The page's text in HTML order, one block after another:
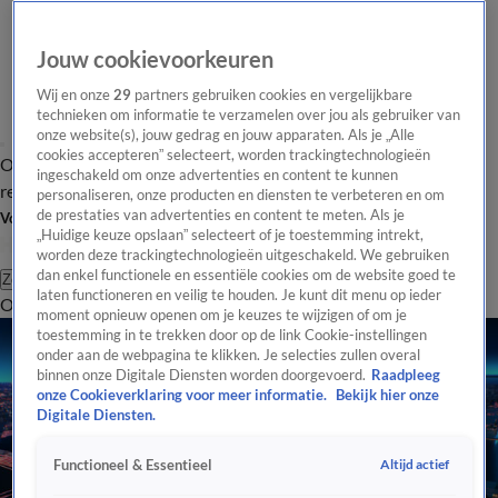
Overzicht Laatste nieuws Regionieuws Het beste van Hart
Tip de
redactie
Volg Hart van Nederland
Zoeken
OverzichtRegioUitzendingenWeerTip de redactiePanelVideo's
Jouw cookievoorkeuren
Wij en onze29 partners gebruiken cookies en vergelijkbare
technieken om informatie te verzamelen over jou als gebruiker van
onze website(s), jouw gedrag en jouw apparaten. Als je „Alle
cookies accepteren” selecteert, worden trackingtechnologieën
ingeschakeld om onze advertenties en content te kunnen
personaliseren, onze producten en diensten te verbeteren en om
de prestaties van advertenties en content te meten. Als je
„Huidige keuze opslaan” selecteert of je toestemming intrekt,
worden deze trackingtechnologieën uitgeschakeld. We gebruiken
dan enkel functionele en essentiële cookies om de website goed te
laten functioneren en veilig te houden. Je kunt dit menu op ieder
moment opnieuw openen om je keuzes te wijzigen of om je
toestemming in te trekken door op de link Cookie-instellingen
onder aan de webpagina te klikken. Je selecties zullen overal
binnen onze Digitale Diensten worden doorgevoerd. Raadpleeg
onze Cookieverklaring voor meer informatie.
Bekijk hier onze
Digitale Diensten.
Functioneel & Essentieel Altijd actief